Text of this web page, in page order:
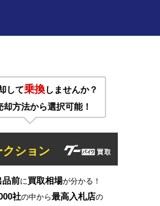
して乗換しませんか？
却方法から選択可能！
クション
品前に買取相場が分かる！
社の中から最高入札店の